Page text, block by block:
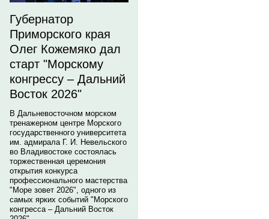
Губернатор
Приморского края
Олег Кожемяко дал
старт "Морскому
конгрессу – Дальний
Восток 2026"
В Дальневосточном морском
тренажерном центре Морского
государственного университета
им. адмирала Г. И. Невельского
во Владивостоке состоялась
торжественная церемония
открытия конкурса
профессионального мастерства
"Море зовет 2026", одного из
самых ярких событий "Морского
конгресса – Дальний Восток